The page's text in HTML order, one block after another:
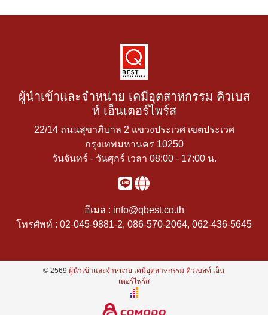
ผู้นำเข้าและจำหน่าย เคมีอุตสาหกรรม คิวเบส
ท์ เอ็นเตอร์ไพร์ส
22/14 ถนนสุขาภิบาล 2 แขวงประเวศ เขตประเวศ
กรุงเทพมหานคร 10250
วันจันทร์ - วันศุกร์ เวลา 08:00 - 17:00 น.
อีเมล : info@qbest.co.th
โทรศัพท์ : 02-045-9881-2, 086-570-2064, 062-436-5645
© 2569ผู้นำเข้าและจำหน่าย เคมีอุตสาหกรรม คิวเบสท์ เอ็น
เตอร์ไพร์ส